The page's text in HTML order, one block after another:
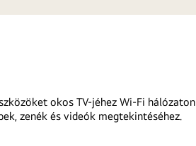
okos TV-jéhez Wi-Fi hálózaton
zenék és videók megtekintéséhez.